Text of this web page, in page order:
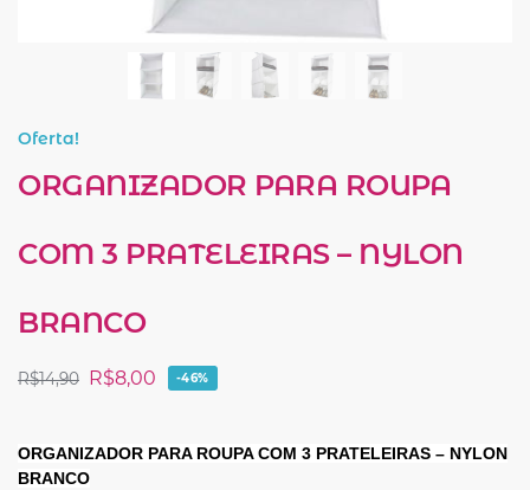
Oferta!
ORGANIZADOR PARA ROUPA
COM 3 PRATELEIRAS – NYLON
BRANCO
R$14,90 R$8,00 -46%
ORGANIZADOR PARA ROUPA COM 3 PRATELEIRAS – NYLON
BRANCO